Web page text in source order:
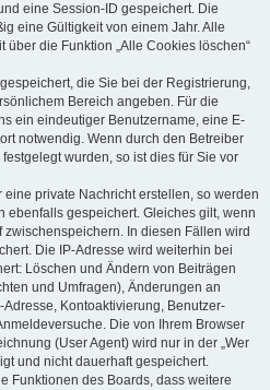
eine Session-ID gespeichert. Die
eine Gültigkeit von einem Jahr. Alle
die Funktion „Alle Cookies löschen“
die Sie bei der Registrierung,
Bereich angeben. Für die
ein eindeutiger Benutzername, eine E-
notwendig. Wenn durch den Betreiber
wurden, so ist dies für Sie vor
private Nachricht erstellen, so werden
ebenfalls gespeichert. Gleiches gilt, wenn
In diesen Fällen wird
Die IP-Adresse wird weiterhin bei
Löschen und Ändern von Beiträgen
und Umfragen), Änderungen an
Kontoaktivierung, Benutzer-
Die von Ihrem Browser
(User Agent) wird nur in der „Wer
und nicht dauerhaft gespeichert.
Funktionen des Boards, dass weitere